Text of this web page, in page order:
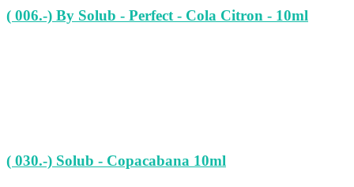
( 006.-) By Solub - Perfect - Cola Citron - 10ml
( 030.-) Solub - Copacabana 10ml